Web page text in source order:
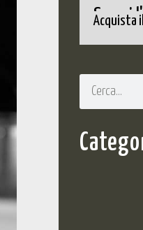
Scopri
Acquista